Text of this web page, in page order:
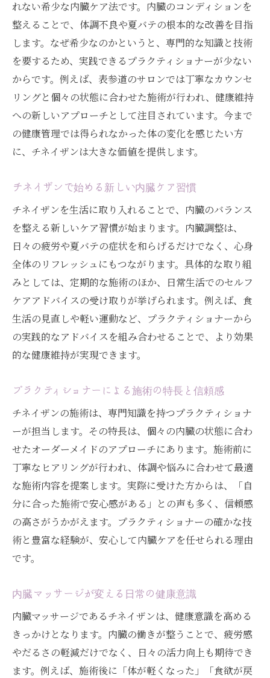
れない希少な内臓ケア法です。内臓のコンディションを
整えることで、体調不良や夏バテの根本的な改善を目指
します。なぜ希少なのかというと、専門的な知識と技術
を要するため、実践できるプラクティショナーが少ない
からです。例えば、表参道のサロンでは丁寧なカウンセ
リングと個々の状態に合わせた施術が行われ、健康維持
への新しいアプローチとして注目されています。今まで
の健康管理では得られなかった体の変化を感じたい方
に、チネイザンは大きな価値を提供します。
チネイザンで始める新しい内臓ケア習慣
チネイザンを生活に取り入れることで、内臓のバランス
を整える新しいケア習慣が始まります。内臓調整は、
日々の疲労や夏バテの症状を和らげるだけでなく、心身
全体のリフレッシュにもつながります。具体的な取り組
みとしては、定期的な施術のほか、日常生活でのセルフ
ケアアドバイスの受け取りが挙げられます。例えば、食
生活の見直しや軽い運動など、プラクティショナーから
の実践的なアドバイスを組み合わせることで、より効果
的な健康維持が実現できます。
プラクティショナーによる施術の特長と信頼感
チネイザンの施術は、専門知識を持つプラクティショナ
ーが担当します。その特長は、個々の内臓の状態に合わ
せたオーダーメイドのアプローチにあります。施術前に
丁寧なヒアリングが行われ、体調や悩みに合わせて最適
な施術内容を提案します。実際に受けた方からは、「自
分に合った施術で安心感がある」との声も多く、信頼感
の高さがうかがえます。プラクティショナーの確かな技
術と豊富な経験が、安心して内臓ケアを任せられる理由
です。
内臓マッサージが変える日常の健康意識
内臓マッサージであるチネイザンは、健康意識を高める
きっかけとなります。内臓の働きが整うことで、疲労感
やだるさの軽減だけでなく、日々の活力向上も期待でき
ます。例えば、施術後に「体が軽くなった」「食欲が戻